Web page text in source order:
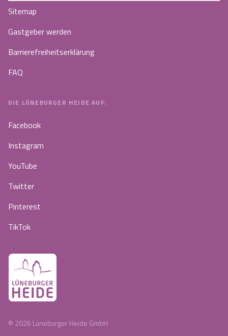
Sitemap
Gastgeber werden
Barrierefreiheitserklärung
FAQ
DIE LÜNEBURGER HEIDE AUF:
Facebook
Instagram
YouTube
Twitter
Pinterest
TikTok
© 2026 Lüneburger Heide GmbH